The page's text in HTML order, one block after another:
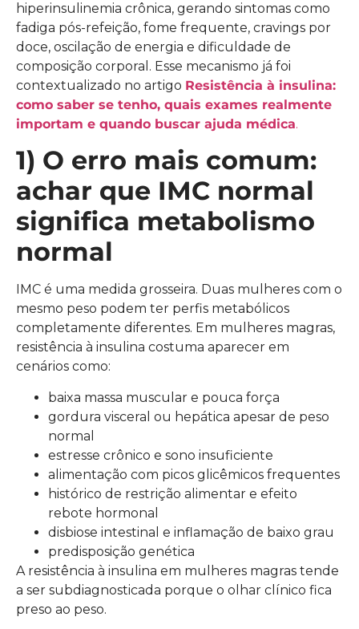
hiperinsulinemia crônica, gerando sintomas como
fadiga pós-refeição, fome frequente, cravings por
doce, oscilação de energia e dificuldade de
composição corporal. Esse mecanismo já foi
contextualizado no artigo Resistência à insulina:
como saber se tenho, quais exames realmente
importam e quando buscar ajuda médica.
1) O erro mais comum:
achar que IMC normal
significa metabolismo
normal
IMC é uma medida grosseira. Duas mulheres com o
mesmo peso podem ter perfis metabólicos
completamente diferentes. Em mulheres magras,
resistência à insulina costuma aparecer em
cenários como:
baixa massa muscular e pouca força
gordura visceral ou hepática apesar de peso
normal
estresse crônico e sono insuficiente
alimentação com picos glicêmicos frequentes
histórico de restrição alimentar e efeito
rebote hormonal
disbiose intestinal e inflamação de baixo grau
predisposição genética
A resistência à insulina em mulheres magras tende
a ser subdiagnosticada porque o olhar clínico fica
preso ao peso.